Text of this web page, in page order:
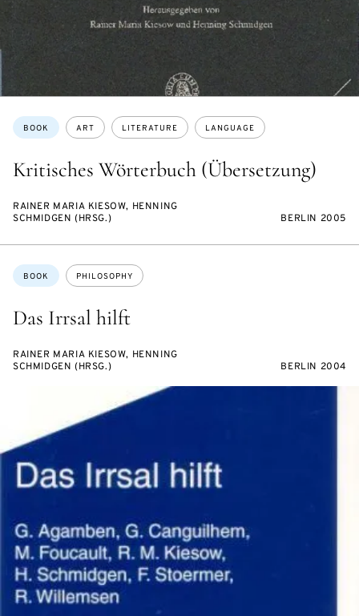
Kritisches Wörterbuch (Übersetzung)
Topics:
BOOK ART LITERATURE LANGUAGE
RAINER MARIA KIESOW, HENNING
SCHMIDGEN (HRSG.)
BERLIN 2005
Das Irrsal hilft
Topics:
BOOK PHILOSOPHY
RAINER MARIA KIESOW, HENNING
SCHMIDGEN (HRSG.)
BERLIN 2004